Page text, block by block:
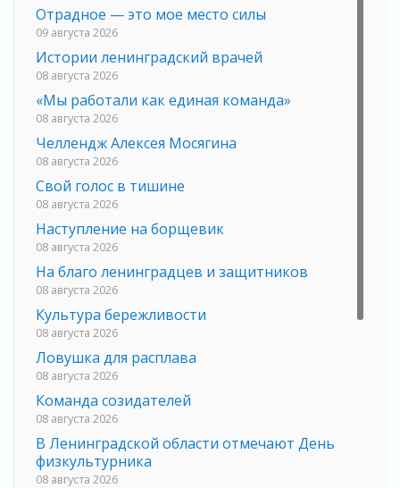
Отрадное — это мое место силы
09 августа 2026
Истории ленинградский врачей
08 августа 2026
«Мы работали как единая команда»
08 августа 2026
Челлендж Алексея Мосягина
08 августа 2026
Свой голос в тишине
08 августа 2026
Наступление на борщевик
08 августа 2026
На благо ленинградцев и защитников
08 августа 2026
Культура бережливости
08 августа 2026
Ловушка для расплава
08 августа 2026
Команда созидателей
08 августа 2026
В Ленинградской области отмечают День
физкультурника
08 августа 2026